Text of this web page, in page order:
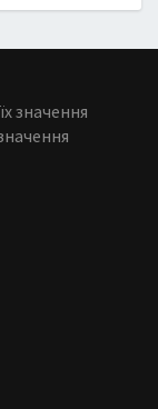
значення